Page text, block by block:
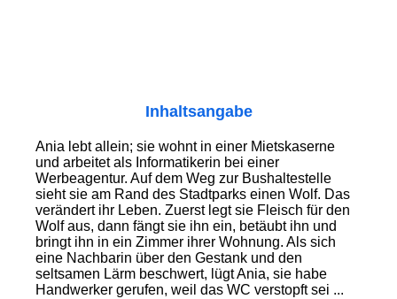
Inhaltsangabe
Ania lebt allein; sie wohnt in einer Miets­kaserne
und arbeitet als Informatikerin bei einer
Werbeagentur. Auf dem Weg zur Bushaltestelle
sieht sie am Rand des Stadtparks einen Wolf. Das
verändert ihr Leben. Zuerst legt sie Fleisch für den
Wolf aus, dann fängt sie ihn ein, betäubt ihn und
bringt ihn in ein Zimmer ihrer Woh­nung. Als sich
eine Nachbarin über den Gestank und den
seltsamen Lärm be­schwert, lügt Ania, sie habe
Handwerker gerufen, weil das WC verstopft sei ...